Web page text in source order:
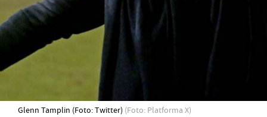
Glenn Tamplin (Foto: Twitter) (Foto: Platforma X)